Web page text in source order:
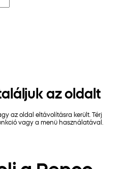
az oldalt
az oldal eltávolításra került. Térj
vagy a menü használatával.